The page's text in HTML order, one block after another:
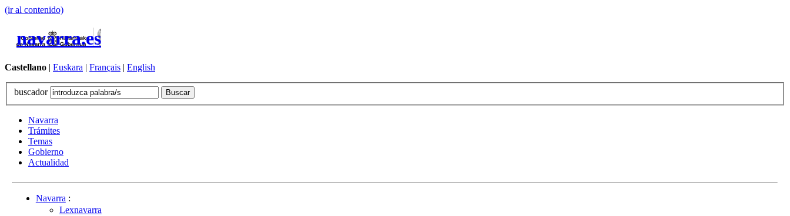
(ir al contenido)
navarra.es
Castellano | Euskara | Français | English
buscador
Navarra
Trámites
Temas
Gobierno
Actualidad
Navarra:
Lexnavarra